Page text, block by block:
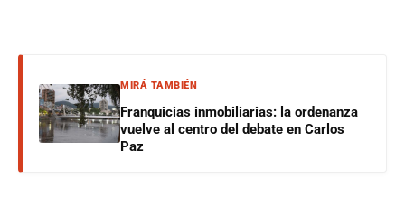
MIRÁ TAMBIÉN
Franquicias inmobiliarias: la ordenanza
vuelve al centro del debate en Carlos
Paz